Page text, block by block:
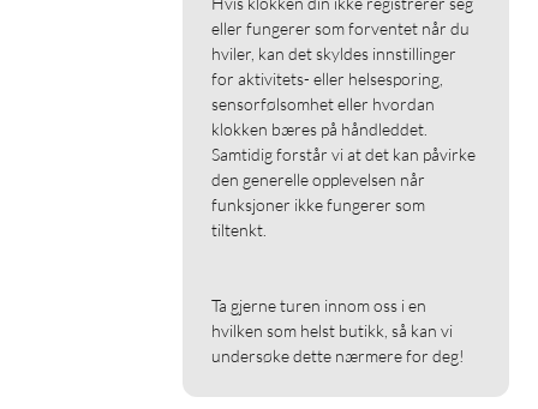
Dimensjoner: 51 × 41 × 9,8 mm
Vekt: 29 g (uten rem), 45 g (med rem)
Skjerm: 2,0" TFT, 240 × 296 oppløsning
Batteritid: Opptil 10 dager bruk, 45 dager standby
Sensorer: Pulsmåler, SpO2, akselerometer
Kompatibilitet: Android 5.0 og iOS 10 eller nyere
eller fungerer som forventet når du
hviler, kan det skyldes innstillinger
for aktivitets- eller helsesporing,
sensorfølsomhet eller hvordan
klokken bæres på håndleddet.
Samtidig forstår vi at det kan påvirke
den generelle opplevelsen når
funksjoner ikke fungerer som
tiltenkt.
Ta gjerne turen innom oss i en
hvilken som helst butikk, så kan vi
undersøke dette nærmere for deg!